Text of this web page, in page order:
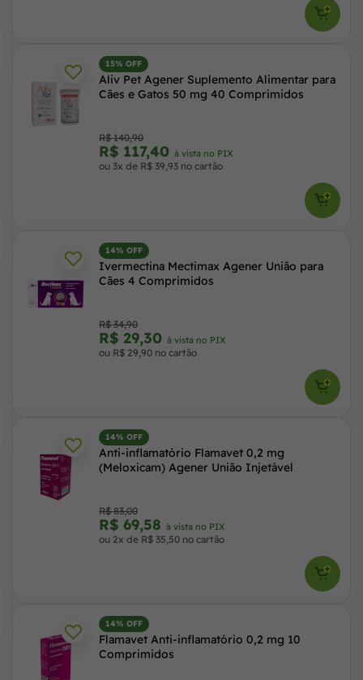
15% OFF
Aliv Pet Agener Suplemento Alimentar para
Cães e Gatos 50 mg 40 Comprimidos
R$ 140,90
R$ 117,40 à vista no PIX
ou 3x de R$ 39,93 no cartão
14% OFF
Ivermectina Mectimax Agener União para
Cães 4 Comprimidos
R$ 34,90
R$ 29,30 à vista no PIX
ou R$ 29,90 no cartão
14% OFF
Anti-inflamatório Flamavet 0,2 mg
(Meloxicam) Agener União Injetável
R$ 83,00
R$ 69,58 à vista no PIX
ou 2x de R$ 35,50 no cartão
14% OFF
Flamavet Anti-inflamatório 0,2 mg 10
Comprimidos